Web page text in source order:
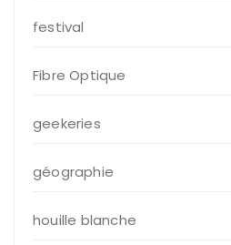
festival
Fibre Optique
geekeries
géographie
houille blanche